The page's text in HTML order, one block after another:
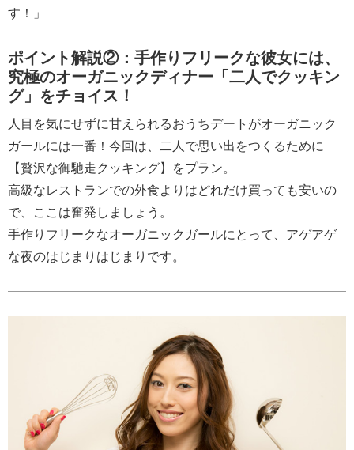
す！」
ポイント解説②：手作りフリークな彼女には、
究極のオーガニックディナー「二人でクッキン
グ」をチョイス！
人目を気にせずに甘えられるおうちデートがオーガニック
ガールには一番！今回は、二人で思い出をつくるために
【贅沢な御馳走クッキング】をプラン。
高級なレストランでの外食よりはどれだけ買っても安いの
で、ここは奮発しましょう。
手作りフリークなオーガニックガールにとって、アゲアゲ
な夜のはじまりはじまりです。